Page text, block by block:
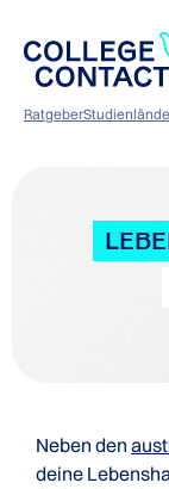
Ratgeber
Neben den
deine